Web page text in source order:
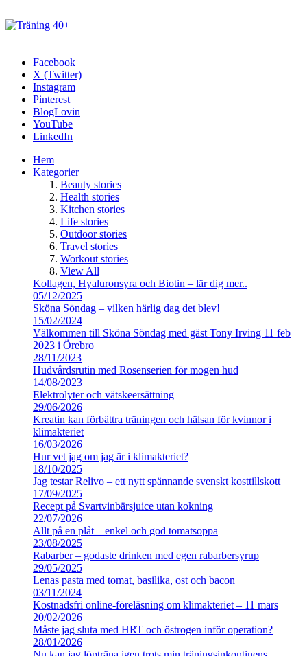
Facebook
X (Twitter)
Instagram
Pinterest
BlogLovin
YouTube
LinkedIn
Hem
Kategorier
Beauty stories
Health stories
Kitchen stories
Life stories
Outdoor stories
Travel stories
Workout stories
View All
Kollagen, Hyaluronsyra och Biotin – lär dig mer..
05/12/2025
Sköna Söndag – vilken härlig dag det blev!
15/02/2024
Välkommen till Sköna Söndag med gäst Tony Irving 11 feb
2023 i Örebro
28/11/2023
Hudvårdsrutin med Rosenserien för mogen hud
14/08/2023
Elektrolyter och vätskeersättning
29/06/2026
Kreatin kan förbättra träningen och hälsan för kvinnor i
klimakteriet
16/03/2026
Hur vet jag om jag är i klimakteriet?
18/10/2025
Jag testar Relivo – ett nytt spännande svenskt kosttillskott
17/09/2025
Recept på Svartvinbärsjuice utan kokning
22/07/2026
Allt på en plåt – enkel och god tomatsoppa
23/08/2025
Rabarber – godaste drinken med egen rabarbersyrup
29/05/2025
Lenas pasta med tomat, basilika, ost och bacon
03/11/2024
Kostnadsfri online-föreläsning om klimakteriet – 11 mars
20/02/2026
Måste jag sluta med HRT och östrogen inför operation?
28/01/2026